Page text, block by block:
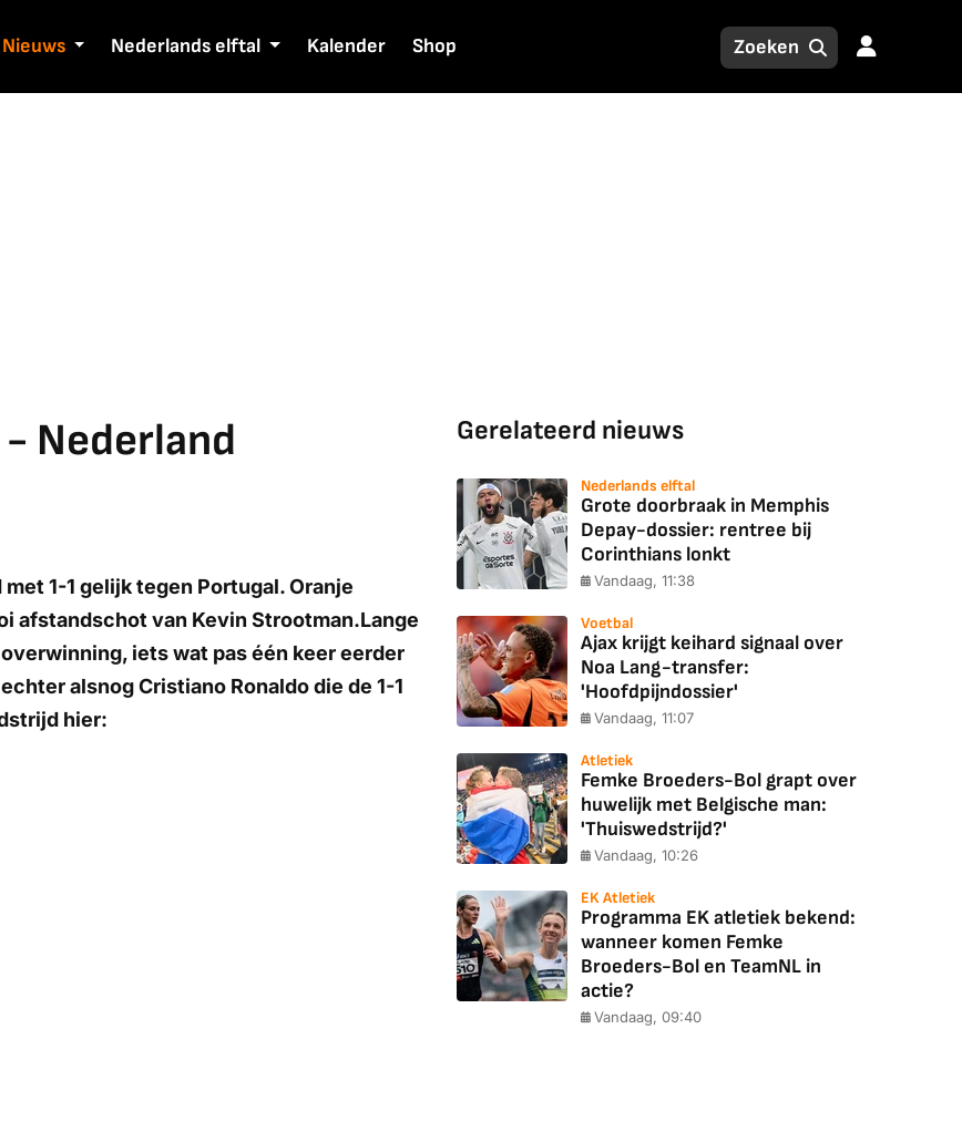
Nieuws Nederlands elftal Kalender Shop
Nederland
1-1 gelijk tegen Portugal. Oranje
afstandschot van Kevin Strootman.Lange
iets wat pas één keer eerder
alsnog Cristiano Ronaldo die de 1-1
hier:
Gerelateerd nieuws
Nederlands elftal
Grote doorbraak in Memphis
Depay-dossier: rentree bij
Corinthians lonkt
Vandaag, 11:38
Voetbal
Ajax krijgt keihard signaal over
Noa Lang-transfer:
'Hoofdpijndossier'
Vandaag, 11:07
Atletiek
Femke Broeders-Bol grapt over
huwelijk met Belgische man:
'Thuiswedstrijd?'
Vandaag, 10:26
EK Atletiek
Programma EK atletiek bekend:
wanneer komen Femke
Broeders-Bol en TeamNL in
actie?
Vandaag, 09:40